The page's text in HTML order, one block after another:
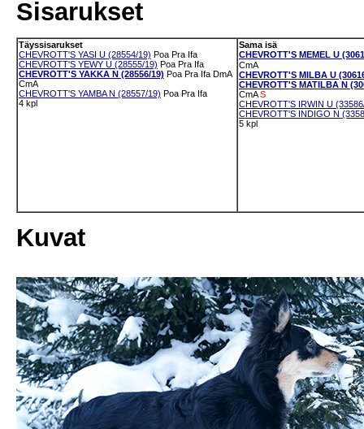
Sisarukset
Täyssisarukset
CHEVROTT'S YASI U (28554/19) Poa Pra Ifa
CHEVROTT'S YEWY U (28555/19) Poa Pra Ifa
CHEVROTT'S YAKKA N (28556/19) Poa Pra Ifa DmA
CmA
CHEVROTT'S YAMBA N (28557/19) Poa Pra Ifa
4 kpl
Sama isä
CHEVROTT'S MEMEL U
CmA
CHEVROTT'S MILBA U
CHEVROTT'S MATILBA N
CmA S
CHEVROTT'S IRWIN U
CHEVROTT'S INDIGO N
5 kpl
Kuvat